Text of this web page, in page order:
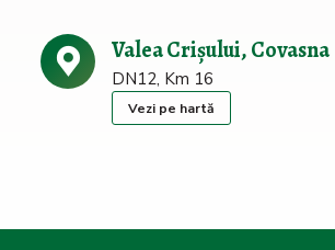
Valea Crișului, Covasna
DN12, Km 16
Vezi pe hartă